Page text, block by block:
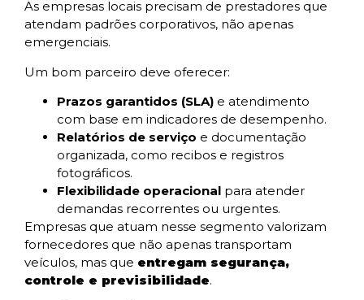
As empresas locais precisam de prestadores que
atendam padrões corporativos, não apenas
emergenciais.
Um bom parceiro deve oferecer:
Prazos garantidos (SLA) e atendimento
com base em indicadores de desempenho.
Relatórios de serviço e documentação
organizada, como recibos e registros
fotográficos.
Flexibilidade operacional para atender
demandas recorrentes ou urgentes.
Empresas que atuam nesse segmento valorizam
fornecedores que não apenas transportam
veículos, mas que entregam segurança,
controle e previsibilidade.